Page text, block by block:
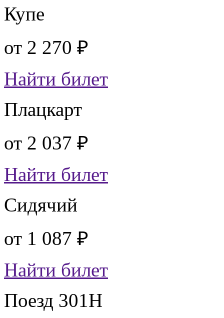
Купе
от 2 270 ₽
Найти билет
Плацкарт
от 2 037 ₽
Найти билет
Сидячий
от 1 087 ₽
Найти билет
Поезд 301Н